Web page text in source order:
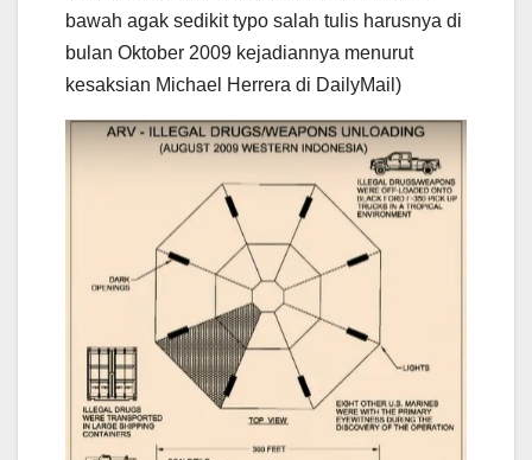
bawah agak sedikit typo salah tulis harusnya di
bulan Oktober 2009 kejadiannya menurut
kesaksian Michael Herrera di DailyMail)